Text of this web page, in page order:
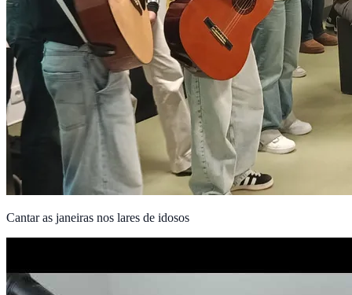
Cantar as janeiras nos lares de idosos